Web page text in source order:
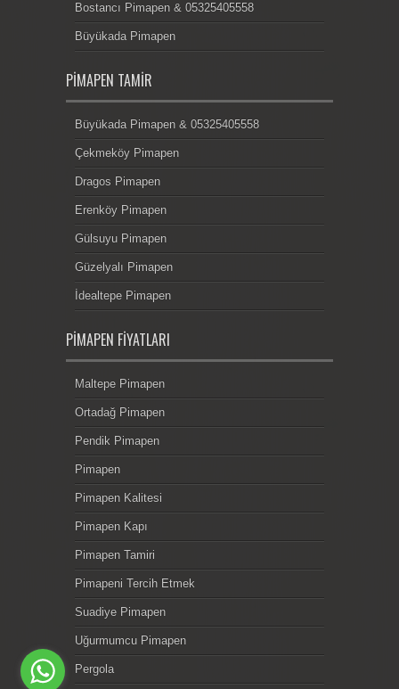
Bostancı Pimapen & 05325405558
Büyükada Pimapen
PIMAPEN TAMIR
Büyükada Pimapen & 05325405558
Çekmeköy Pimapen
Dragos Pimapen
Erenköy Pimapen
Gülsuyu Pimapen
Güzelyalı Pimapen
İdealtepe Pimapen
PIMAPEN FIYATLARI
Maltepe Pimapen
Ortadağ Pimapen
Pendik Pimapen
Pimapen
Pimapen Kalitesi
Pimapen Kapı
Pimapen Tamiri
Pimapeni Tercih Etmek
Suadiye Pimapen
Uğurmumcu Pimapen
Pergola